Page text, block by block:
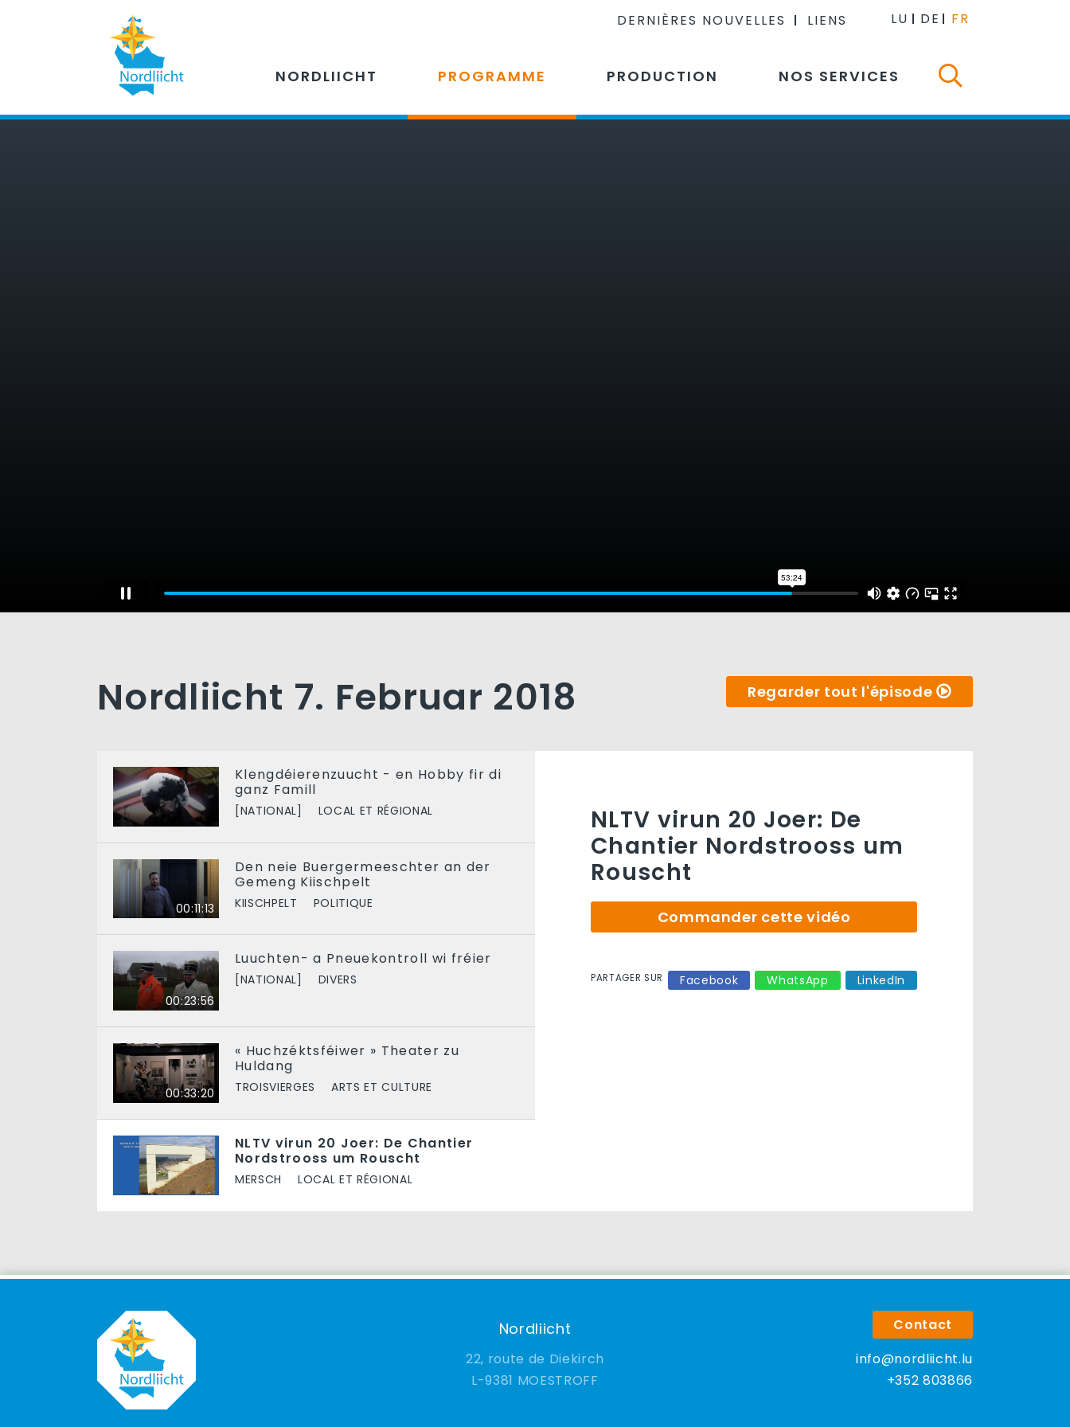
DERNIÈRES NOUVELLES LIENS LU DE FR
NORDLIICHT PROGRAMME PRODUCTION NOS SERVICES
Nordliicht 7. Februar 2018 Regarder tout l'épisode
Klengdéierenzuucht - en Hobby fir di
ganz Famill
[NATIONAL] LOCAL ET RÉGIONAL
00:11:13
Den neie Buergermeeschter an der
Gemeng Kiischpelt
KIISCHPELT POLITIQUE
00:23:56
Luuchten- a Pneuekontroll wi fréier
[NATIONAL] DIVERS
00:33:20
« Huchzéktsféiwer » Theater zu
Huldang
TROISVIERGES ARTS ET CULTURE
NLTV virun 20 Joer: De Chantier
Nordstrooss um Rouscht
MERSCH LOCAL ET RÉGIONAL
NLTV virun 20 Joer: De
Chantier Nordstrooss um
Rouscht
Commander cette vidéo
PARTAGER SUR Facebook WhatsApp LinkedIn
Nordliicht
22, route de Diekirch
9381 MOESTROFF
Contact
info@nordliicht.lu
+352 803866